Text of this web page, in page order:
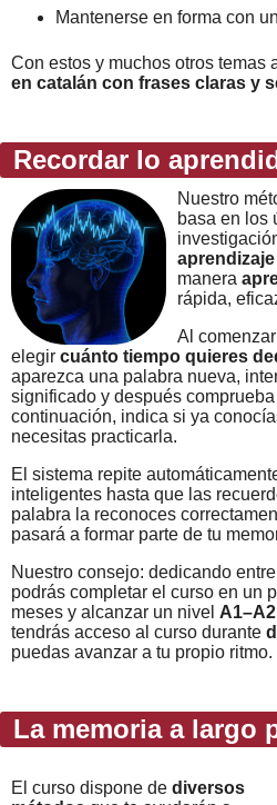
Mantenerse en forma con
Con estos y muchos otros temas
en catalán con frases claras y
Recordar lo
Nuestro
basa en los
manera
rápida,
Al
elegir cuánto tiempo quieres
aparezca una palabra nueva,
significado y después
continuación, indica si ya
necesitas practicarla.
El sistema repite
inteligentes hasta que las
palabra la reconoces
pasará a formar parte de tu
Nuestro consejo: dedicando entre
podrás completar el curso en un
meses y alcanzar un nivel
tendrás acceso al curso durante
puedas avanzar a tu propio ritmo.
La memoria a largo
El curso dispone de diversos